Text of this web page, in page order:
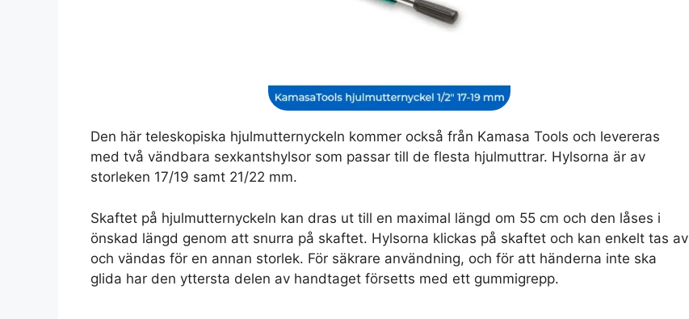
Den här teleskopiska hjulmutternyckeln kommer också från Kamasa Tools och levereras
med två vändbara sexkantshylsor som passar till de flesta hjulmuttrar. Hylsorna är av
storleken 17/19 samt 21/22 mm.
Skaftet på hjulmutternyckeln kan dras ut till en maximal längd om 55 cm och den låses i
önskad längd genom att snurra på skaftet. Hylsorna klickas på skaftet och kan enkelt tas av
och vändas för en annan storlek. För säkrare användning, och för att händerna inte ska
glida har den yttersta delen av handtaget försetts med ett gummigrepp.